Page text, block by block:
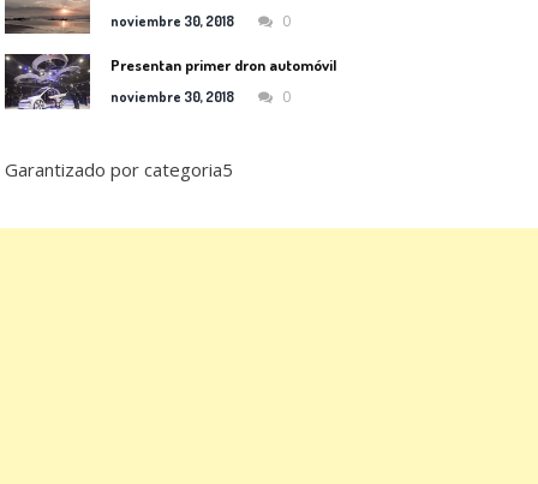
noviembre 30, 2018 0
Presentan primer dron automóvil
noviembre 30, 2018 0
Garantizado por categoria5